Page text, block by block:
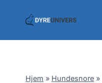
Hjem » Hundesnore »